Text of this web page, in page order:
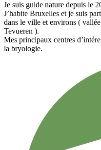
Je suis guide nature depuis le
J’habite Bruxelles et je suis
dans le ville et environs (
Tevueren ).
Mes principaux centres
la bryologie.